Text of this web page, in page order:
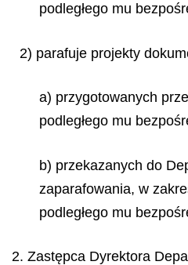
podległego mu
2) parafuje projekty
a) przygotowanych
podległego mu
b) przekazanych do
zaparafowania, w
podległego mu
2. Zastępca Dyrektora